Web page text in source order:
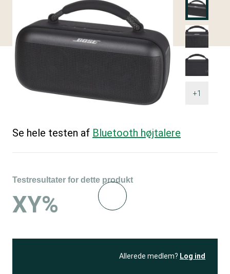
+1
Se hele testen af Bluetooth højtalere
Testresultater for dette produkt
XY%
Allerede medlem? Log ind